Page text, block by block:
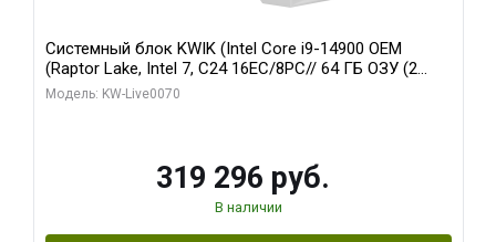
Системный блок KWIK (Intel Core i9-14900 OEM
(Raptor Lake, Intel 7, C24 16EC/8PC// 64 ГБ ОЗУ (2
модуля)/ Gigabyte RTX5080 XTREME WATERFORCE
Модель: KW-Live0070
319 296 руб.
В наличии